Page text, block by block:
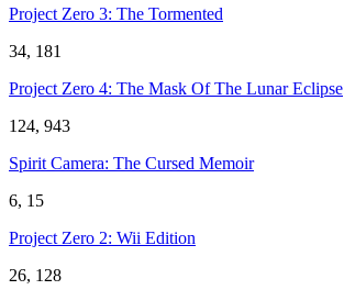
Project Zero 3: The Tormented
34, 181
Project Zero 4: The Mask Of The Lunar Eclipse
124, 943
Spirit Camera: The Cursed Memoir
6, 15
Project Zero 2: Wii Edition
26, 128